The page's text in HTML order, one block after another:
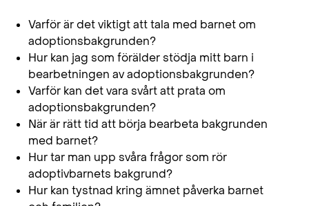
Varför är det viktigt att tala med barnet om
adoptionsbakgrunden?
Hur kan jag som förälder stödja mitt barn i
bearbetningen av adoptionsbakgrunden?
Varför kan det vara svårt att prata om
adoptionsbakgrunden?
När är rätt tid att börja bearbeta bakgrunden
med barnet?
Hur tar man upp svåra frågor som rör
adoptivbarnets bakgrund?
Hur kan tystnad kring ämnet påverka barnet